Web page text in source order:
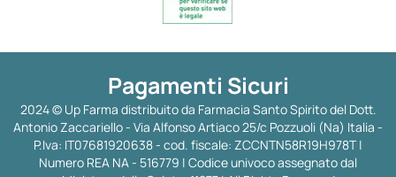
Pagamenti Sicuri
2024 © Up Farma distribuito da Farmacia Santo Spirito del Dott.
Antonio Zaccariello - Via Alfonso Artiaco 25/c Pozzuoli (Na) Italia -
P.Iva: IT07681920638 - cod. fiscale: ZCCNTN58R19H978T |
Numero REA NA - 516779 | Codice univoco assegnato dal